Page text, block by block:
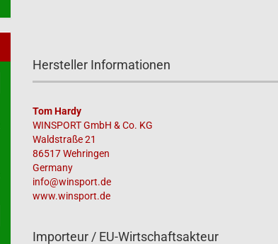
Hersteller Informationen
Tom Hardy
WINSPORT GmbH & Co. KG
Waldstraße 21
86517 Wehringen
Germany
info@winsport.de
www.winsport.de
Importeur / EU-Wirtschaftsakteur